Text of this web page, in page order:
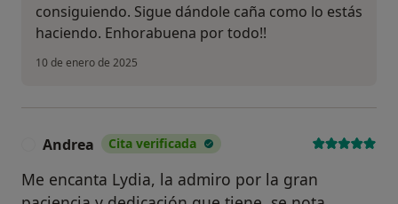
consiguiendo. Sigue dándole caña como lo estás
haciendo. Enhorabuena por todo!!
10 de enero de 2025
Andrea Cita verificada
Me encanta Lydia, la admiro por la gran